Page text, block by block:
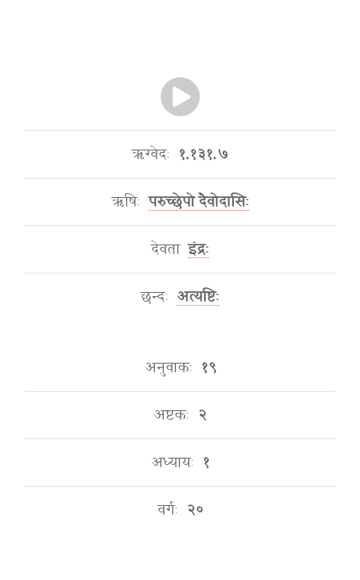
ऋग्वेदः १.१३१.७
ऋषिः परुच्छेपो दैवोदासिः
देवता इंद्रः
छन्दः अत्यष्टिः
अनुवाकः १९
अष्टकः २
अध्यायः १
वर्गः २०